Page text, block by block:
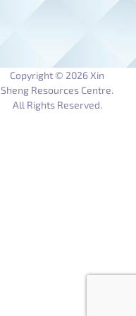
Copyright © 2026 Xin
Sheng Resources Centre.
All Rights Reserved.